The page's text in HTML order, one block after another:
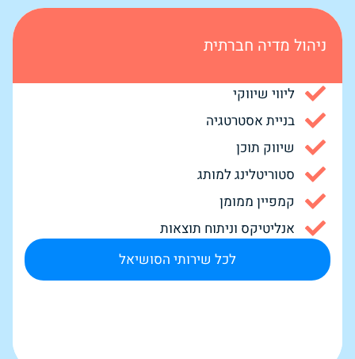
ניהול מדיה חברתית
ליווי שיווקי
בניית אסטרטגיה
שיווק תוכן
סטוריטלינג למותג
קמפיין ממומן
אנליטיקס וניתוח תוצאות
לכל שירותי הסושיאל